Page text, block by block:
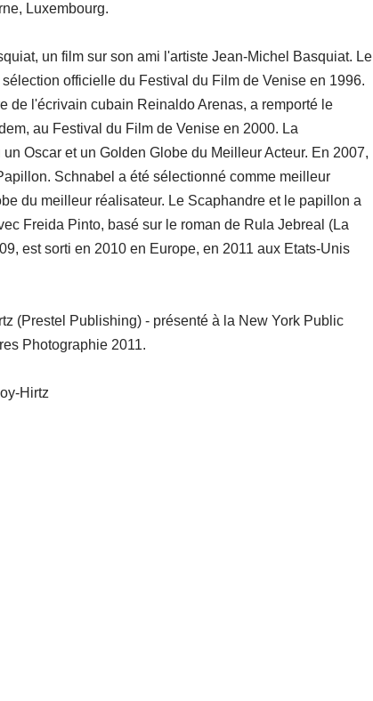
Luxembourg.
un film sur son ami l'artiste Jean-Michel Basquiat. Le
officielle du Festival du Film de Venise en 1996.
de l'écrivain cubain Reinaldo Arenas, a remporté le
au Festival du Film de Venise en 2000. La
Oscar et un Golden Globe du Meilleur Acteur. En 2007,
Schnabel a été sélectionné comme meilleur
du meilleur réalisateur. Le Scaphandre et le papillon a
Freida Pinto, basé sur le roman de Rula Jebreal (La
est sorti en 2010 en Europe, en 2011 aux Etats-Unis
(Prestel Publishing) - présenté à la New York Public
Photographie 2011.
Hirtz